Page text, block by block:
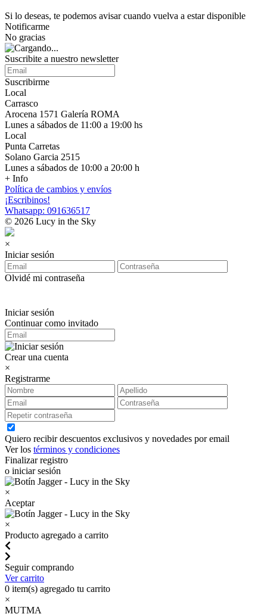
Si lo deseas, te podemos avisar cuando vuelva a estar disponible
Notificarme
No gracias
Suscribite a nuestro newsletter
Suscribirme
Local
Carrasco
Arocena 1571 Galería ROMA
Lunes a sábados de 11:00 a 19:00 hs
Local
Punta Carretas
Solano Garcia 2515
Lunes a sábados de 10:00 a 20:00 h
+ Info
Política de cambios y envíos
¡Escribinos!
Whatsapp: 091636517
© 2026 Lucy in the Sky
×
Iniciar sesión
Olvidé mi contraseña
Iniciar sesión
Continuar como invitado
Crear una cuenta
×
Registrarme
Quiero recibir descuentos exclusivos y novedades por email
Ver los términos y condiciones
Finalizar registro
o iniciar sesión
×
Aceptar
×
Producto agregado a carrito
Seguir comprando
Ver carrito
0 item(s) agregado tu carrito
×
MUTMA